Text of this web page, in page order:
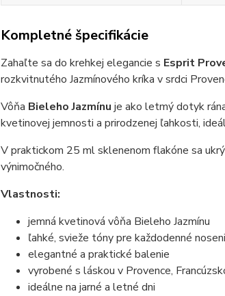
Kompletné špecifikácie
Zahaľte sa do krehkej elegancie s Esprit
rozkvitnutého Jazmínového kríka v srdci
Vôňa Bieleho Jazmínu je ako letmý dotyk
kvetinovej jemnosti a prirodzenej ľahkosti,
V praktickom 25 ml sklenenom flakóne sa
výnimočného.
Vlastnosti:
jemná kvetinová vôňa Bieleho Jazmínu
ľahké, svieže tóny pre každodenné
elegantné a praktické balenie
vyrobené s láskou v Provence,
ideálne na jarné a letné dni